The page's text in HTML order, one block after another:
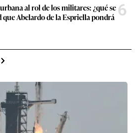
al rol de los militares: ¿qué se
que Abelardo de la Espriella pondrá 6